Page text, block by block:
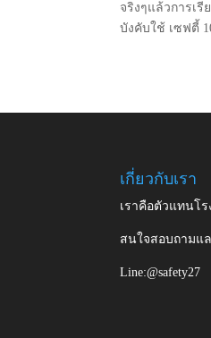
จริงๆแล้วการเ
บังคับใช้ เซฟตี้
เกี่ยวกับเรา
เราคือตัวแทนโ
สนใจสอบถามแล
Line:@safety27